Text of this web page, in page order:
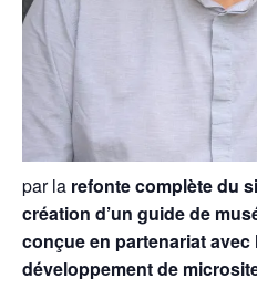
par la refonte complète du
création d’un guide de
conçue en partenariat
développement de